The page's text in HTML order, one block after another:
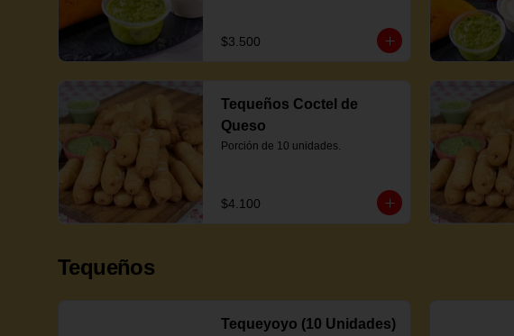
$3.500
Tequeños Coctel de
Queso
Porción de 10 unidades.
$4.100
Tequeños
Tequeyoyo (10 Unidades)